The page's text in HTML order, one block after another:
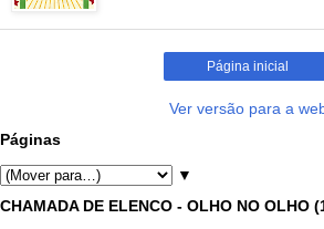
Página inicial
Ver versão para a
Páginas
▼
CHAMADA DE ELENCO - OLHO NO OLHO